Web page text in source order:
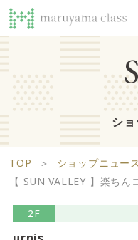
ショップ レ
イベント・お知らせ
Life
ライフサポートフロア
営業時間
シ
TOP ＞ ショップニュース
【 SUN VALLEY 】楽ちん
2F